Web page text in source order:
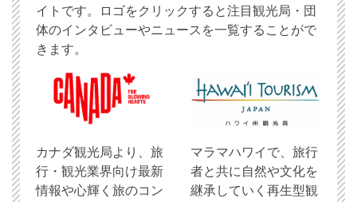
イトです。ロゴをクリックすると注目観光局・団
体のインタビューやニュースを一覧することがで
きます。
​カナダ観光局より、旅
行・観光業界向け最新
情報や心輝く旅のコン
マラマハワイで、旅行
者と共に自然や文化を
継承していく再生型観